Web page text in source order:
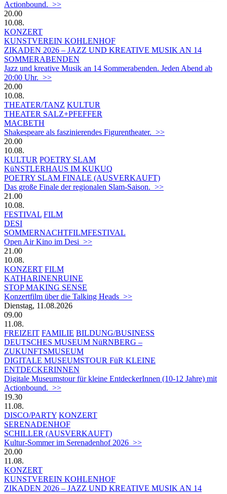
Actionbound. >>
20.00
10.08.
KONZERT
KUNSTVEREIN KOHLENHOF
ZIKADEN 2026 – JAZZ UND KREATIVE MUSIK AN 14
SOMMERABENDEN
Jazz und kreative Musik an 14 Sommerabenden. Jeden Abend ab
20:00 Uhr. >>
20.00
10.08.
THEATER/TANZ KULTUR
THEATER SALZ+PFEFFER
MACBETH
Shakespeare als faszinierendes Figurentheater. >>
20.00
10.08.
KULTUR POETRY SLAM
KüNSTLERHAUS IM KUKUQ
POETRY SLAM FINALE (AUSVERKAUFT)
Das große Finale der regionalen Slam-Saison. >>
21.00
10.08.
FESTIVAL FILM
DESI
SOMMERNACHTFILMFESTIVAL
Open Air Kino im Desi >>
21.00
10.08.
KONZERT FILM
KATHARINENRUINE
STOP MAKING SENSE
Konzertfilm über die Talking Heads >>
Dienstag, 11.08.2026
09.00
11.08.
FREIZEIT FAMILIE BILDUNG/BUSINESS
DEUTSCHES MUSEUM NüRNBERG –
ZUKUNFTSMUSEUM
DIGITALE MUSEUMSTOUR FüR KLEINE
ENTDECKERINNEN
Digitale Museumstour für kleine EntdeckerInnen (10-12 Jahre) mit
Actionbound. >>
19.30
11.08.
DISCO/PARTY KONZERT
SERENADENHOF
SCHILLER (AUSVERKAUFT)
Kultur-Sommer im Serenadenhof 2026 >>
20.00
11.08.
KONZERT
KUNSTVEREIN KOHLENHOF
ZIKADEN 2026 – JAZZ UND KREATIVE MUSIK AN 14